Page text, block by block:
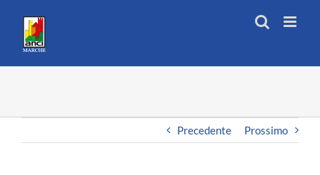
contenuto
Precedente Prossimo